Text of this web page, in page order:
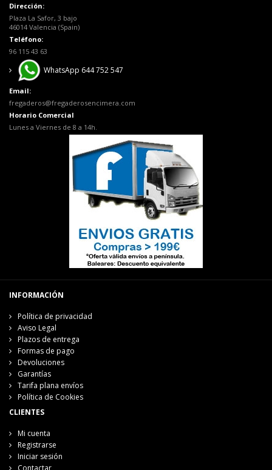
Dirección:
Plaza La Safor, 3 bajo
46014 Valencia (Spain)
Teléfono:
96 115 43 63
WhatsApp 644 752 547
Email:
fregaderos@fregaderosencimera.com
Horario Comercial
Lunes a Viernes de 8 a 14h.
INFORMACIÓN
Política de privacidad
Aviso Legal
Plazos de entrega
Formas de pago
Devoluciones
Garantías
Tarifa plana envíos
Política de Cookies
CLIENTES
Mi cuenta
Registrarse
Iniciar sesión